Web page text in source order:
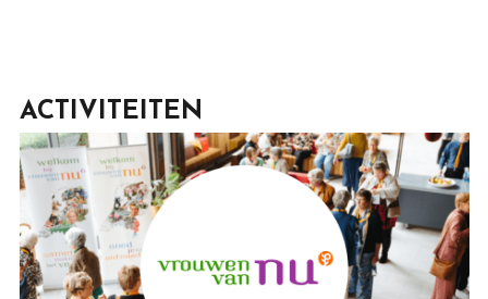
ACTIVITEITEN